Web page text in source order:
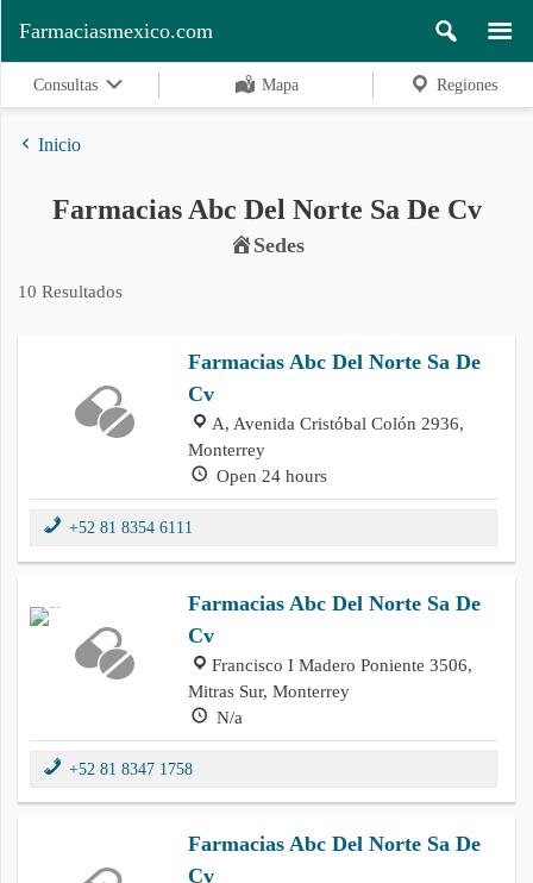
Regiones
Contacto
Farmaciasmexico.com
Consultas Mapa Regiones
Inicio
Farmacias Abc Del Norte Sa De Cv
Sedes
10 Resultados
Farmacias Abc Del Norte Sa De
Cv
A, Avenida Cristóbal Colón 2936,
Monterrey
Open 24 hours
+52 81 8354 6111
Farmacias Abc Del Norte Sa De
Cv
Francisco I Madero Poniente 3506,
Mitras Sur, Monterrey
N/a
+52 81 8347 1758
Farmacias Abc Del Norte Sa De
Cv